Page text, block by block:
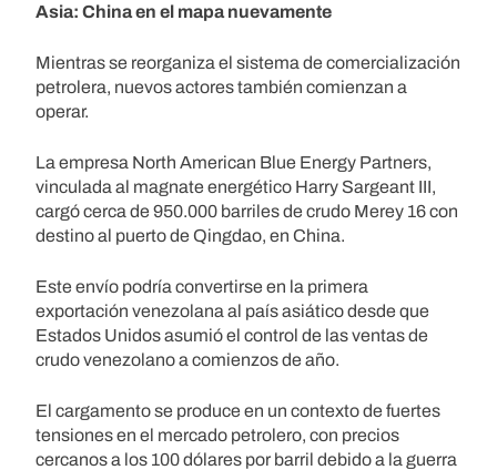
Asia: China en el mapa nuevamente
Mientras se reorganiza el sistema de comercialización
petrolera, nuevos actores también comienzan a
operar.
La empresa North American Blue Energy Partners,
vinculada al magnate energético Harry Sargeant III,
cargó cerca de 950.000 barriles de crudo Merey 16 con
destino al puerto de Qingdao, en China.
Este envío podría convertirse en la primera
exportación venezolana al país asiático desde que
Estados Unidos asumió el control de las ventas de
crudo venezolano a comienzos de año.
El cargamento se produce en un contexto de fuertes
tensiones en el mercado petrolero, con precios
cercanos a los 100 dólares por barril debido a la guerra